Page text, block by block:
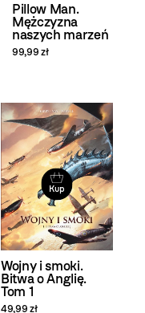
Pillow Man.
Mężczyzna
naszych marzeń
99,99 zł
Kup
Wojny i smoki.
Bitwa o Anglię.
Tom 1
49,99 zł